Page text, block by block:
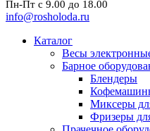
Пн-Пт с 9.00 до 18.00
info@rosholoda.ru
Каталог
Весы
Барное
Блендеры
Миксеры
Фризеры